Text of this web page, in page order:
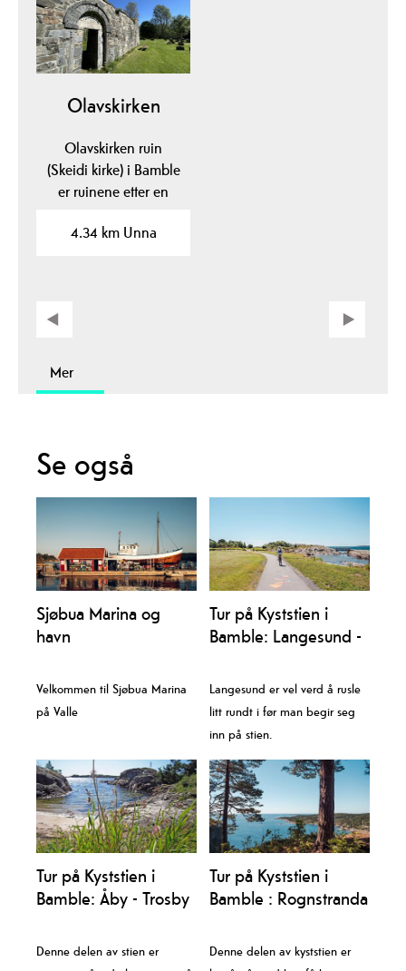
Olavskirken
Olavskirken ruin
(Skeidi kirke) i Bamble
er ruinene etter en
4.34 km Unna
Mer
Se også
Sjøbua Marina og
havn
Velkommen til Sjøbua Marina
på Valle
Tur på Kyststien i
Bamble: Langesund -
Langesund er vel verd å rusle
litt rundt i før man begir seg
inn på stien.
Tur på Kyststien i
Bamble: Åby - Trosby
Denne delen av stien er
Tur på Kyststien i
Bamble : Rognstranda
Denne delen av kyststien er